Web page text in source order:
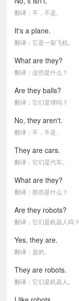
翻译：不，不是。
It's a plane.
翻译：它是一架飞机。
What are they?
翻译：这些是什么？
Are they balls?
翻译：它们是球吗？
No, they aren't.
翻译：不，不是。
They are cars.
翻译：它们是汽车。
What are they?
翻译：那些是什么？
Are they robots?
翻译：它们是机器人吗？
Yes, they are.
翻译：是的。
They are robots.
翻译：它们是机器人。